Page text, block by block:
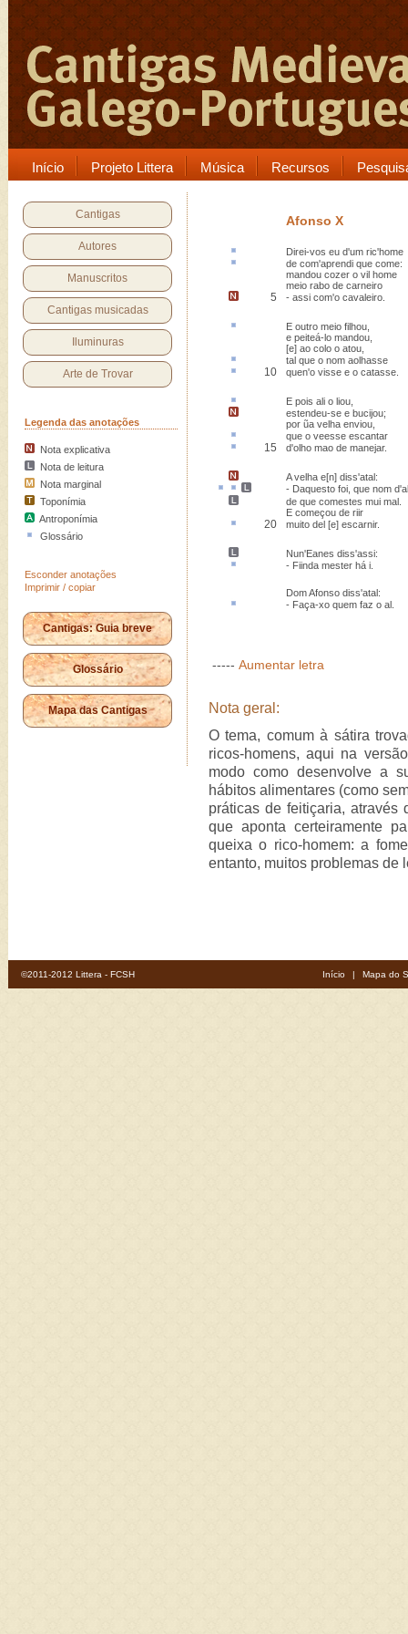
Início Projeto Littera Música Recursos
Cantigas
Autores
Manuscritos
Cantigas musicadas
Iluminuras
Arte de Trovar
Legenda das anotações
Nota explicativa
Nota de leitura
Nota marginal
Toponímia
Antroponímia
Glossário
Esconder anotações
Imprimir / copiar
Cantigas: Guia breve
Glossário
Mapa das Cantigas
Afonso X
Direi-vos eu d'um ric'home
de com'aprendi que come:
mandou cozer o vil home
meio rabo de carneiro
5 - assi com'o cavaleiro
E outro meio filhou
e peiteá-lo mandou,
[e] ao colo o atou,
tal que o nom aolhasse
10 quen'o visse e o catasse
E pois ali o liou
estendeu-se e bucijou;
por ũa velha enviou,
que o veesse escantar
15 d'olho mao de manejar.
A velha e[n] diss'atal:
- Daquesto foi, que nom d'al
de que comestes mui mal.
E começou de riir
20 muito del [e] escarnir.
Nun'Eanes diss'assi:
- Fiinda mester há i.
Dom Afonso diss'atal:
- Faça-xo quem faz o al
----- Aumentar letra
Nota geral:
O tema, comum à sátira
ricos-homens, aqui na
modo como desenvolve a
hábitos alimentares (como
práticas de feitiçaria, através
que aponta certeiramente
queixa o rico-homem: a
entanto, muitos problemas de
©2011-2012 Littera - FCSH Início | Mapa do